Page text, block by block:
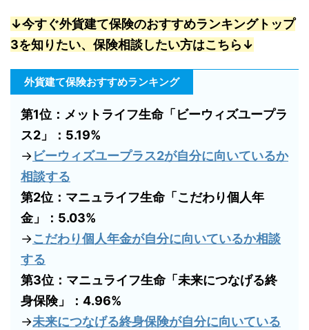
↓今すぐ外貨建て保険のおすすめランキングトップ
3を知りたい、保険相談したい方はこちら↓
外貨建て保険おすすめランキング
第1位：メットライフ生命「ビーウィズユープラ
ス2」：5.19%
→ビーウィズユープラス2が自分に向いているか
相談する
第2位：マニュライフ生命「こだわり個人年
金」：5.03%
→こだわり個人年金が自分に向いているか相談
する
第3位：マニュライフ生命「未来につなげる終
身保険」：4.96%
→未来につなげる終身保険が自分に向いている